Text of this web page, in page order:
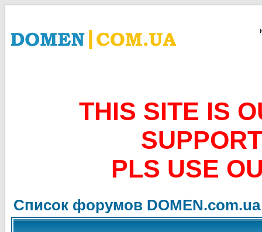
THIS SITE IS
PLS USE
Список форумов DOMEN.com.ua